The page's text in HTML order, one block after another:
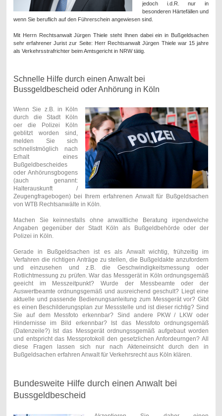
jedoch i.d.R. nur in
besonderen Härtefällen und
wenn Sie beruflich auf den Führerschein angewiesen sind.
Mit Herrn Rechtsanwalt Jürgen Thiele steht Ihnen dabei ein in Bußgeldsachen
sehr erfahrener Jurist zur Seite: Herr Rechtsanwalt Jürgen Thiele war 15 jahre
als Verkehrsstrafrichter beim Amtsgericht in NRW tätig.
Schnelle Hilfe durch einen Anwalt bei
Bussgeldbescheid oder Anhörung in Köln
Wenn Sie z.B. in Köln
durch die Stadt Köln
oer die Polizei Köln
geblitzt worden sind,
melden Sie sich
schnellstmöglich nach
Erhalt eines
Bußgeldbescheides
oder Anhörunsgbogens
(auch genannt:
Halterauskunft /
Zeugengfragebogen) bei Ihrem erfahrenen Anwalt für Bußgeldsachen
von WTB Rechtsanwälte in Köln.
Machen Sie keinnesfalls ohne anwaltliche Beratung irgendwelche
Angaben gegenüber der Stadt Köln als Bußgeldbehörde oder der
Polizei in Köln.
Gerade in Bußgeldsachen ist es als Anwalt wichtig, frühzeitig im
Verfahren die richtigen Anträge zu stellen, die Bußgeldakte anzufordern
und einzusehen und z.B. die Geschwindigkeitsmessung oder
Rotlichtmessung zu prüfen. War das Messgerät in Köln ordnungsgemäß
geeicht im Messzeitpunkt? Wurde der Messbeamte oder der
Auswertbeamte ordnungsgemäß und ausreichend geschult? Liegt eine
aktuelle und passende Bedienungsanleitung zum Messgerät vor? Gibt
es einen Beschilderungsplan zur Messstelle und ist dieser richtig? Sind
Sie auf dem Messfoto erkennbar? Sind andere PKW / LKW oder
Hindernisse im Bild erkennbar? Ist das Messfoto ordnungsgemäß
(Datenzeile?) Ist das Messgerät ordnungssgemäß aufgebaut worden
und entspricht das Messprotokoll den gesetzlichen Anfordeurngen? All
diese Fragen lassen sich nur nach Akteneinsicht durch den in
Bußgeldsachen erfahren Anwalt für Verkehrsrecht aus Köln klären.
Bundesweite Hilfe durch einen Anwalt bei
Bussgeldbescheid